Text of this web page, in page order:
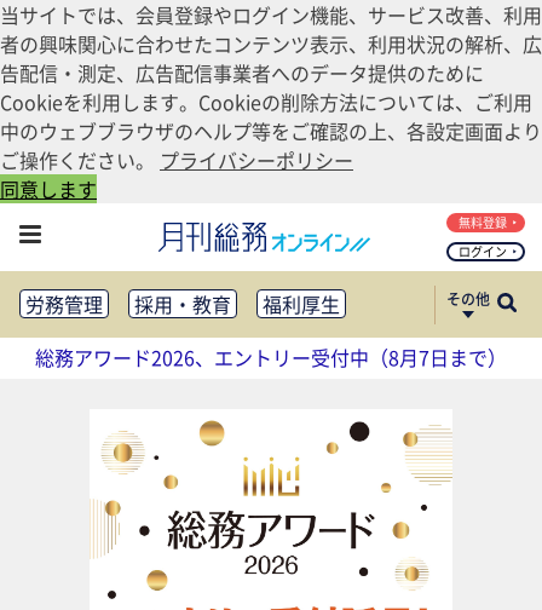
当サイトでは、会員登録やログイン機能、サービス改善、利用
者の興味関心に合わせたコンテンツ表示、利用状況の解析、広
告配信・測定、広告配信事業者へのデータ提供のために
Cookieを利用します。Cookieの削除方法については、ご利用
中のウェブブラウザのヘルプ等をご確認の上、各設定画面より
ご操作ください。 プライバシーポリシー
同意します
ログイン
無料登録
労務管理 採用・教育
福利厚生
健康経営
働き方改革
法務・コンプライアンス
リスクマネジメント・BCP
社外・社内広報
社外・社内コミュニケーション活性化
FM・オフィス移転
CSR・SDGs
テクノロジー活用・DX
助成金・補助金・コスト削減
アウトソーシング・BPO
調査・レポート
その他
総務アワード2026、エントリー受付中（8月7日まで）